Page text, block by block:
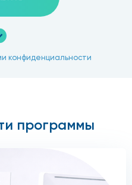
конфиденциальности
программы